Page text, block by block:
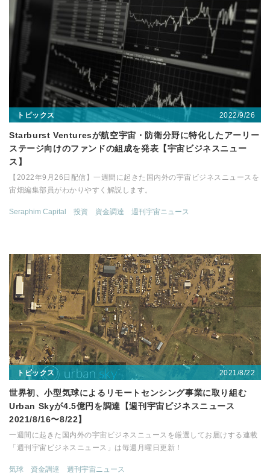
トピックス 2022/9/26
Starburst Venturesが航空宇宙・防衛分野に特化したアーリー
ステージ向けのファンドの組成を発表【宇宙ビジネスニュー
ス】
【2022年9月26日配信】一週間に起きた国内外の宇宙ビジネスニュースを
宙畑編集部員がわかりやすく解説します。
Seraphim Capital 投資 資金調達 週刊宇宙ニュース
トピックス 2021/8/22
世界初、小型気球によるリモートセンシング事業に取り組む
Urban Skyが4.5億円を調達【週刊宇宙ビジネスニュース
2021/8/16〜8/22】
一週間に起きた国内外の宇宙ビジネスニュースを厳選してお届けする連載
「週刊宇宙ビジネスニュース」は毎週月曜日更新！
気球 資金調達 週刊宇宙ニュース